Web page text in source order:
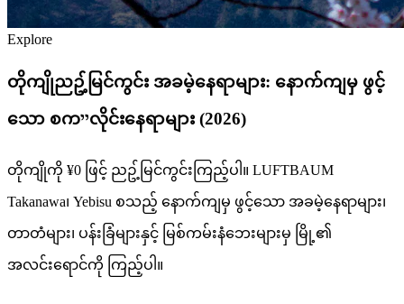
Explore
တိုကျိုညဥ့်မြင်ကွင်း အခမဲ့နေရာများ: နောက်ကျမှ ဖွင့်
သော စကייလိုင်းနေရာများ (2026)
တိုကျိုကို ¥0 ဖြင့် ညဥ့်မြင်ကွင်းကြည့်ပါ။ LUFTBAUM
Takanawa၊ Yebisu စသည့် နောက်ကျမှ ဖွင့်သော အခမဲ့နေရာများ၊
တာတံများ၊ ပန်းခြံများနှင့် မြစ်ကမ်းနံဘေးများမှ မြို့၏
အလင်းရောင်ကို ကြည့်ပါ။